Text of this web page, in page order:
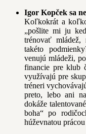
Igor Kopček sa
Koľkokrát a
„pošlite mi ju
trénovať
takéto
venujú mládeži,
financie pre klub
využívajú pre
tréneri
preto, lebo ani
dokáže
boha“ po
húževnatou